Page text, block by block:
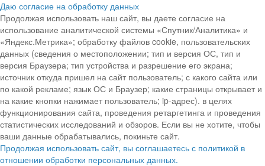
Даю согласие на обработку данных
Продолжая использовать наш сайт, вы даете согласие на
использование аналитической системы «Спутник/Аналитика» и
«Яндекс.Метрика»; обработку файлов cookie, пользовательских
данных (сведения о местоположении; тип и версия ОС, тип и
версия Браузера; тип устройства и разрешение его экрана;
источник откуда пришел на сайт пользователь; с какого сайта или
по какой рекламе; язык ОС и Браузер; какие страницы открывает и
на какие кнопки нажимает пользователь; ip-адрес). в целях
функционирования сайта, проведения ретаргетинга и проведения
статистических исследований и обзоров. Если вы не хотите, чтобы
ваши данные обрабатывались, покиньте сайт.
Продолжая использовать сайт, вы соглашаетесь с политикой в
отношении обработки персональных данных.